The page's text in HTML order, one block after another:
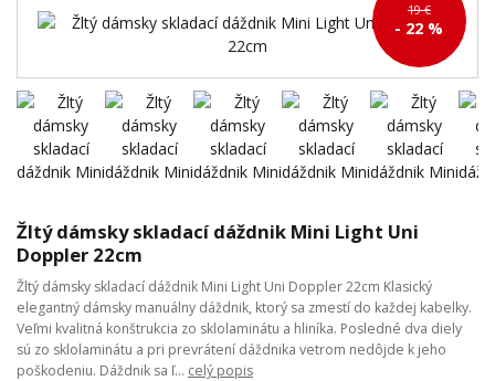
19 €
- 22 %
Žltý dámsky skladací dáždnik Mini Light Uni
Doppler 22cm
Žltý dámsky skladací dáždnik Mini Light Uni Doppler 22cm Klasický
elegantný dámsky manuálny dáždnik, ktorý sa zmestí do každej kabelky.
Veľmi kvalitná konštrukcia zo sklolaminátu a hliníka. Posledné dva diely
sú zo sklolaminátu a pri prevrátení dáždnika vetrom nedôjde k jeho
poškodeniu. Dáždnik sa ľ... celý popis